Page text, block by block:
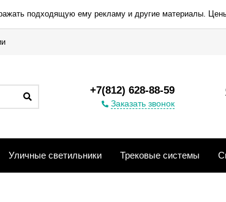
подходящую ему рекламу и другие материалы.
+7(812) 628-88-59
Заказать звонок
Уличные светильники Трековые системы